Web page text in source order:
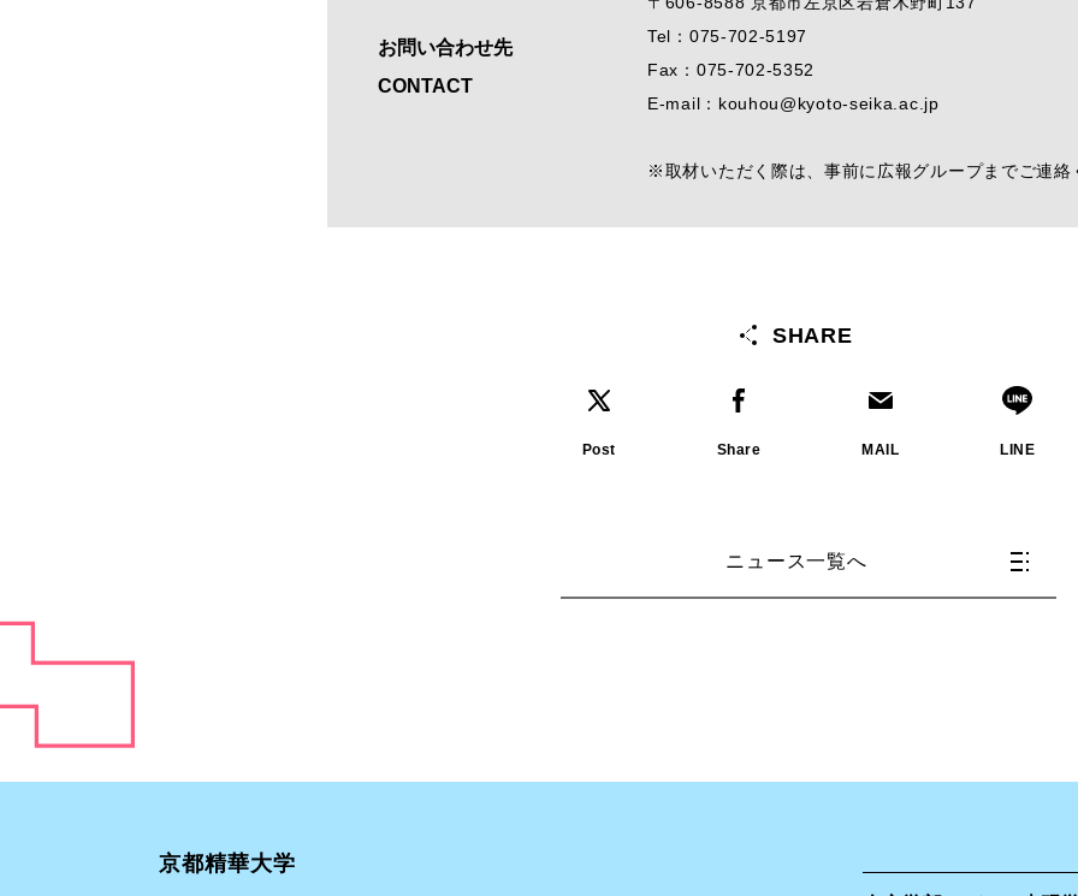
お問い合わせ先
CONTACT
Tel：075-702-5197
Fax：075-702-5352
E-mail：kouhou@kyoto-seika.ac.jp
※取材いただく際は、事前に広報グループまでご連絡
SHARE
Post Share MAIL LINE
ニュース一覧へ
京都精華大学